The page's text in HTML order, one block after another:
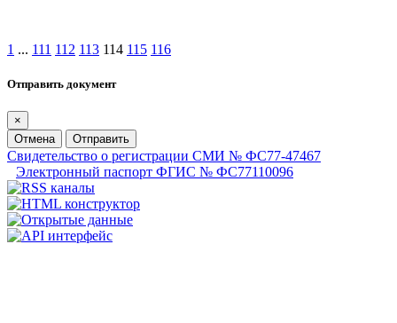
1 ... 111 112 113 114 115 116
Отправить документ
×
Отмена
Отправить
Свидетельство о регистрации СМИ № ФС77-47467
Электронный паспорт ФГИС № ФС77110096